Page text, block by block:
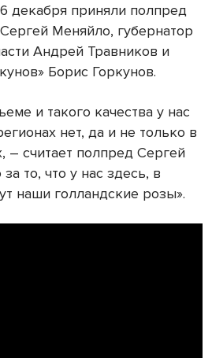
декабря приняли полпред
Меняйло, губернатор
Андрей Травников и
Борис Горкунов.
и такого качества у нас
нет, да и не только в
– считает полпред Сергей
то, что у нас здесь, в
наши голландские розы».